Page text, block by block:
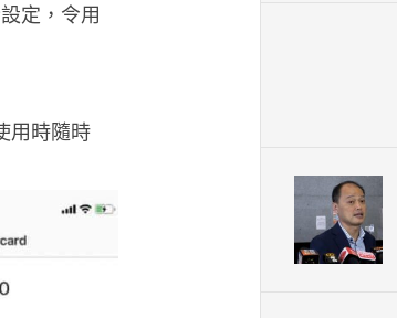
定，令用
用時隨時